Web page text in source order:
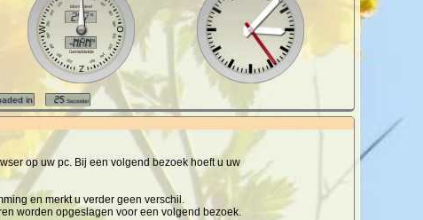
op uw pc. Bij een volgend bezoek hoeft u uw
en merkt u verder geen verschil.
worden opgeslagen voor een volgend bezoek.